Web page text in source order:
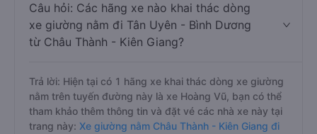
Câu hỏi: Các hãng xe nào khai thác dòng
xe giường nằm đi Tân Uyên - Bình Dương
từ Châu Thành - Kiên Giang?
Trả lời: Hiện tại có 1 hãng xe khai thác dòng xe giường
nằm trên tuyến đường này là xe Hoàng Vũ, bạn có thể
tham khảo thêm thông tin và đặt vé các nhà xe này tại
trang này: Xe giường nằm Châu Thành - Kiên Giang đi